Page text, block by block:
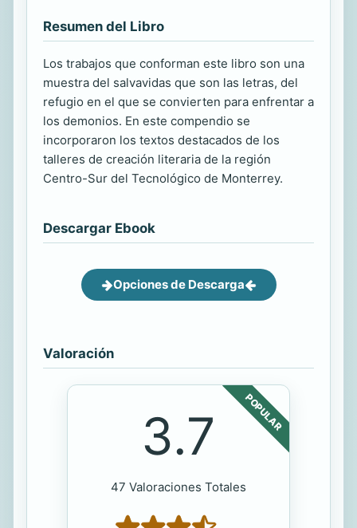
Resumen del Libro
Los trabajos que conforman este libro son una
muestra del salvavidas que son las letras, del
refugio en el que se convierten para enfrentar a
los demonios. En este compendio se
incorporaron los textos destacados de los
talleres de creación literaria de la región
Centro-Sur del Tecnológico de Monterrey.
Descargar Ebook
Opciones de Descarga
Valoración
POPULAR
3.7
47 Valoraciones Totales